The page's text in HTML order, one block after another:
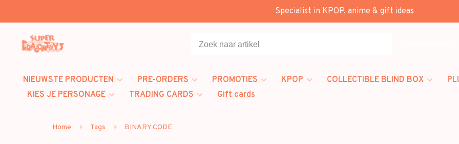
Specialist in KPOP, anime & gift ideas
NIEUWSTE PRODUCTEN PRE-ORDERS PROMOTIES KPOP COLLECTIBLE BLIND BOX
KIES JE PERSONAGE
TRADING CARDS Gift cards
Home Tags BINARY CODE